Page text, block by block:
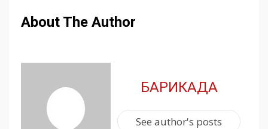
About The Author
БАРИКАДА
See author's posts